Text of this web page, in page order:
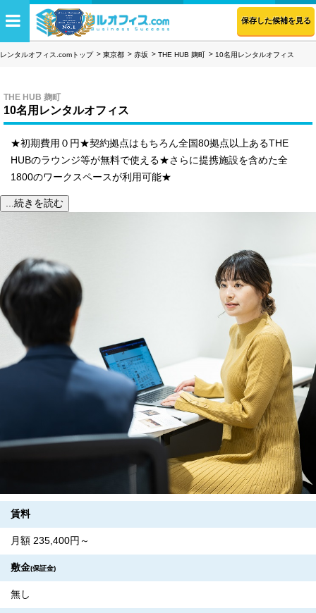
保存した候補を見る
レンタルオフィス.comトップ 東京都 赤坂 THE HUB 麹町 10名用レンタルオフィス
THE HUB 麹町
10名用レンタルオフィス
★初期費用０円★契約拠点はもちろん全国80拠点以上あるTHE
HUBのラウンジ等が無料で使える★さらに提携施設を含めた全
1800のワークスペースが利用可能★
...続きを読む
賃料
月額 235,400円～
敷金(保証金)
無し